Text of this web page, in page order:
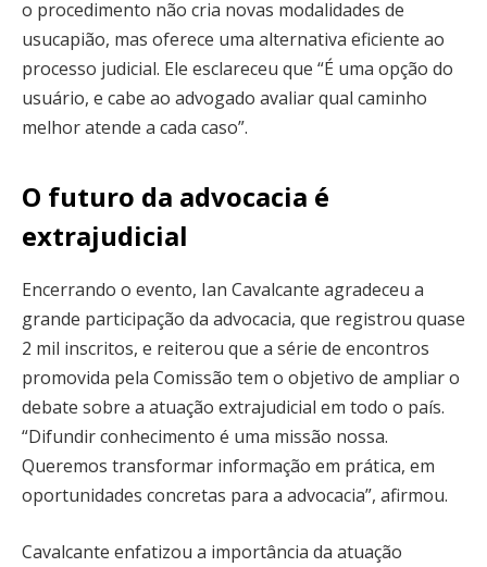
o procedimento não cria novas modalidades de
usucapião, mas oferece uma alternativa eficiente ao
processo judicial. Ele esclareceu que “É uma opção do
usuário, e cabe ao advogado avaliar qual caminho
melhor atende a cada caso”.
O futuro da advocacia é
extrajudicial
Encerrando o evento, Ian Cavalcante agradeceu a
grande participação da advocacia, que registrou quase
2 mil inscritos, e reiterou que a série de encontros
promovida pela Comissão tem o objetivo de ampliar o
debate sobre a atuação extrajudicial em todo o país.
“Difundir conhecimento é uma missão nossa.
Queremos transformar informação em prática, em
oportunidades concretas para a advocacia”, afirmou.
Cavalcante enfatizou a importância da atuação